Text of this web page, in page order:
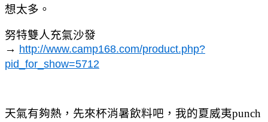
想太多。
努特雙人充氣沙發
→ http://www.camp168.com/product.php?
pid_for_show=5712
天氣有夠熱，先來杯消暑飲料吧，我的夏威夷punch